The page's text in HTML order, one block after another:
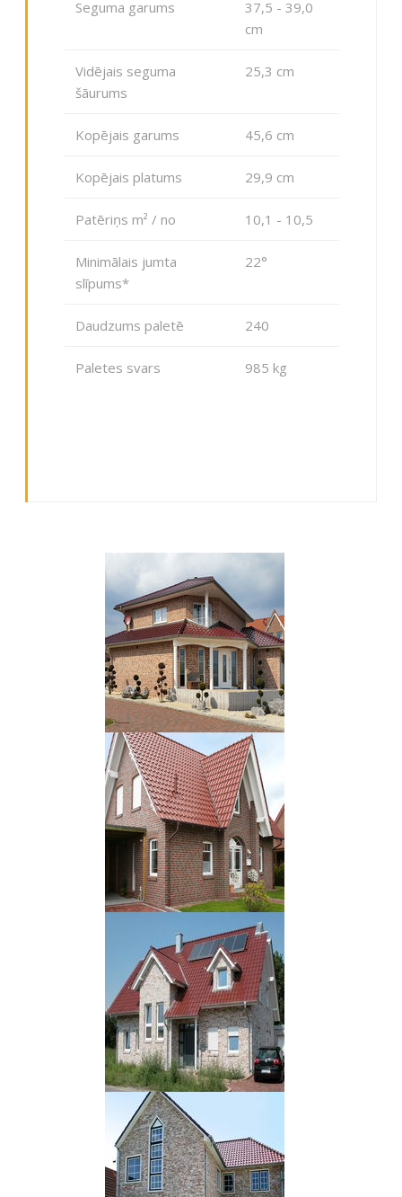
Seguma garums
37,5 - 39,0
cm
Vidējais seguma
šāurums
25,3 cm
Kopējais garums 45,6 cm
Kopējais platums 29,9 cm
Patēriņs m² / no 10,1 - 10,5
Minimālais jumta
slīpums*
22°
Daudzums paletē 240
Paletes svars 985 kg